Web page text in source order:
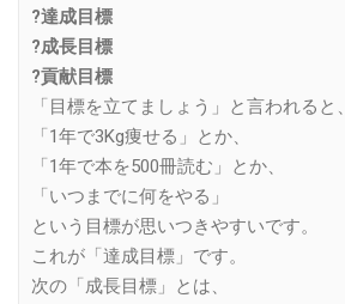
?達成目標
?成長目標
?貢献目標
「目標を立てましょう」と言われると、
「1年で3Kg痩せる」とか、
「1年で本を500冊読む」とか、
「いつまでに何をやる」
という目標が思いつきやすいです。
これが「達成目標」です。
次の「成長目標」とは、